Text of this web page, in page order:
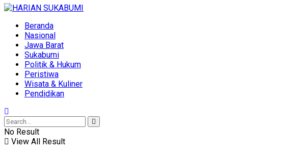
Beranda
Nasional
Jawa Barat
Sukabumi
Politik & Hukum
Peristiwa
Wisata & Kuliner
Pendidikan
No Result
View All Result